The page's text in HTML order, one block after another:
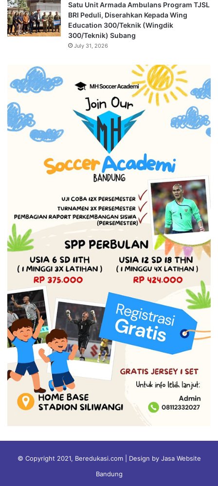
Satu Unit Armada Ambulans Program TJSL
BRI Peduli, Diserahkan Kepada Wing
Education 300/Teknik (Wingdik
300/Teknik) Subang
July 31, 2026
© Copyright 2021, Beredukasi.com | Design by Jasa Website
Bandung